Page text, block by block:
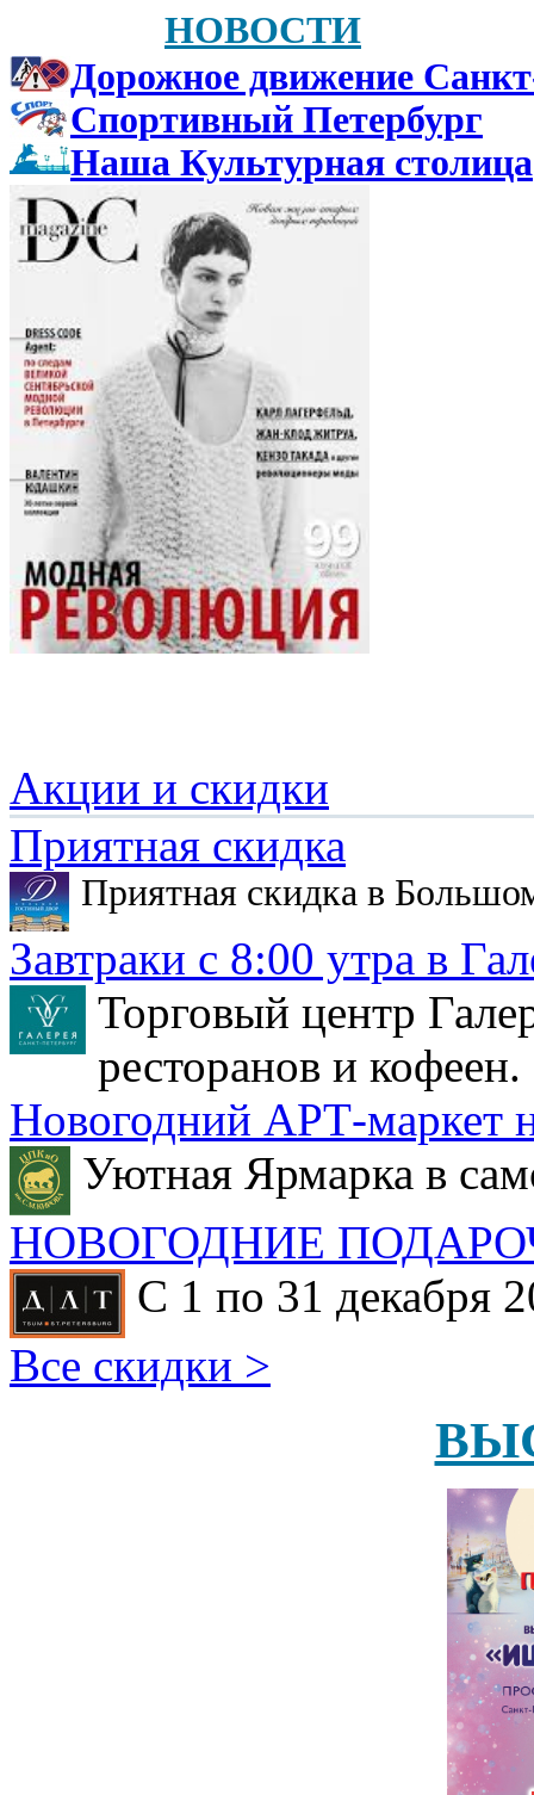
НОВОСТИ
Дорожное движение
Спортивный Петербург
Наша Культурная столица
Акции и скидки
Приятная скидка
Приятная скидка в
Завтраки с 8:00 утра в
Торговый центр
ресторанов и кофеен.
Новогодний АРТ-маркет
Уютная Ярмарка в
НОВОГОДНИЕ
С 1 по 31 декабря
Все скидки >